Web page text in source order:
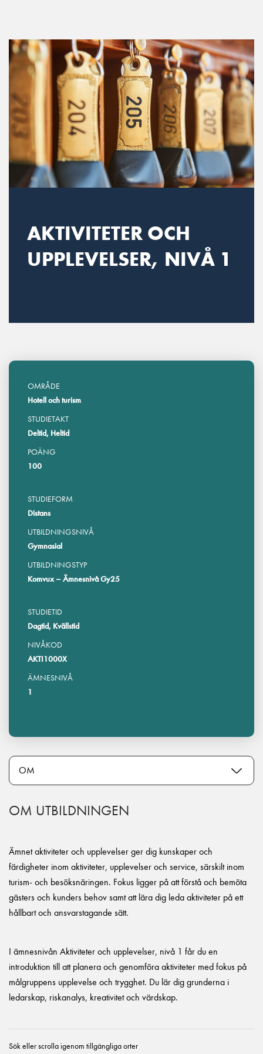
Main Navigation
AKTIVITETER OCH
UPPLEVELSER, NIVÅ 1
OMRÅDE
Hotell och turism
STUDIETAKT
Deltid, Heltid
POÄNG
100
STUDIEFORM
Distans
UTBILDNINGSNIVÅ
Gymnasial
UTBILDNINGSTYP
Komvux – Ämnesnivå Gy25
STUDIETID
Dagtid, Kvällstid
NIVÅKOD
AKTI1000X
ÄMNESNIVÅ
1
OM UTBILDNINGEN
Ämnet aktiviteter och upplevelser ger dig kunskaper och
färdigheter inom aktiviteter, upplevelser och service, särskilt inom
turism- och besöksnäringen. Fokus ligger på att förstå och bemöta
gästers och kunders behov samt att lära dig leda aktiviteter på ett
hållbart och ansvarstagande sätt.
I ämnesnivån Aktiviteter och upplevelser, nivå 1 får du en
introduktion till att planera och genomföra aktiviteter med fokus på
målgruppens upplevelse och trygghet. Du lär dig grunderna i
ledarskap, riskanalys, kreativitet och värdskap.
Sök eller scrolla igenom tillgängliga orter